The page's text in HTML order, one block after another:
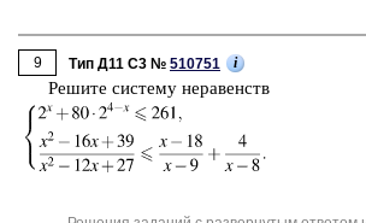
9 Тип Д11 C3 № 510751 i
Ре­ши­те си­сте­му не­ра­венств